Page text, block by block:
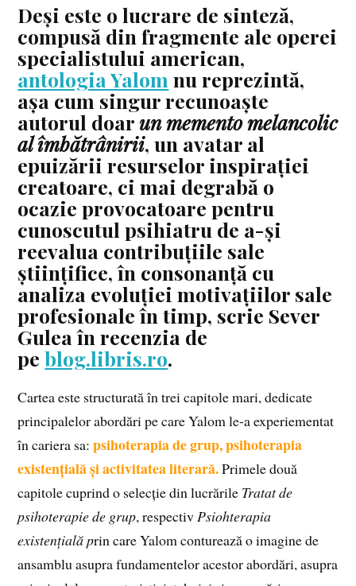
Deși este o lucrare de sinteză,
compusă din fragmente ale operei
specialistului american,
antologia Yalom nu reprezintă,
așa cum singur recunoaște
autorul doarun memento melancolic
al îmbătrânirii, un avatar al
epuizării resurselor inspirației
creatoare, ci mai degrabă o
ocazie provocatoare pentru
cunoscutul psihiatru de a-și
reevalua contribuțiile sale
științifice, în consonanță cu
analiza evoluției motivațiilor sale
profesionale în timp, scrie Sever
Gulea în recenzia de
pe blog.libris.ro.
Cartea este structurată în trei capitole mari, dedicate
principalelor abordări pe care Yalom le-a experiementat
în cariera sa:psihoterapia de grup, psihoterapia
existențială și activitatea literară.Primele două
capitole cuprind o selecție din lucrările Tratat de
psihoterapie de grup, respectivPsiohterapia
existențială prin care Yalom conturează o imagine de
ansamblu asupra fundamentelor acestor abordări, asupra